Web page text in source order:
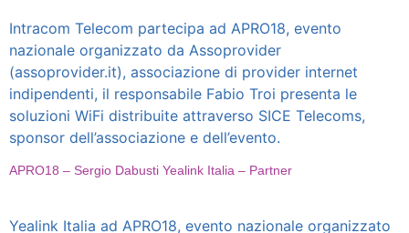
Intracom Telecom partecipa ad APRO18, evento
nazionale organizzato da Assoprovider
(assoprovider.it), associazione di provider internet
indipendenti, il responsabile Fabio Troi presenta le
soluzioni WiFi distribuite attraverso SICE Telecoms,
sponsor dell’associazione e dell’evento.
APRO18 – Sergio Dabusti Yealink Italia – Partner
Yealink Italia ad APRO18, evento nazionale organizzato